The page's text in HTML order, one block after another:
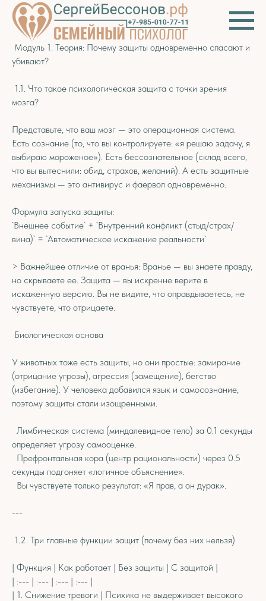
Модуль 1. Теория: Почему защиты одновременно спасают и
убивают?
1.1. Что такое психологическая защита с точки зрения
мозга?
Представьте, что ваш мозг — это операционная система.
Есть сознание (то, что вы контролируете: «я решаю задачу, я
выбираю мороженое»). Есть бессознательное (склад всего,
что вы вытеснили: обид, страхов, желаний). А есть защитные
механизмы — это антивирус и фаервол одновременно.
Формула запуска защиты:
`Внешнее событие` + `Внутренний конфликт (стыд/страх/
вина)` = `Автоматическое искажение реальности`
> Важнейшее отличие от вранья: Вранье — вы знаете правду,
но скрываете ее. Защита — вы искренне верите в
искаженную версию. Вы не видите, что оправдываетесь, не
чувствуете, что отрицаете.
Биологическая основа
У животных тоже есть защиты, но они простые: замирание
(отрицание угрозы), агрессия (замещение), бегство
(избегание). У человека добавился язык и самосознание,
поэтому защиты стали изощренными.
Лимбическая система (миндалевидное тело) за 0.1 секунды
определяет угрозу самооценке.
Префронтальная кора (центр рациональности) через 0.5
секунды подгоняет «логичное объяснение».
Вы чувствуете только результат: «Я прав, а он дурак».
---
1.2. Три главные функции защит (почему без них нельзя)
| Функция | Как работает | Без защиты | С защитой |
| :--- | :--- | :--- | :--- |
| 1. Снижение тревоги | Психика не выдерживает высокого